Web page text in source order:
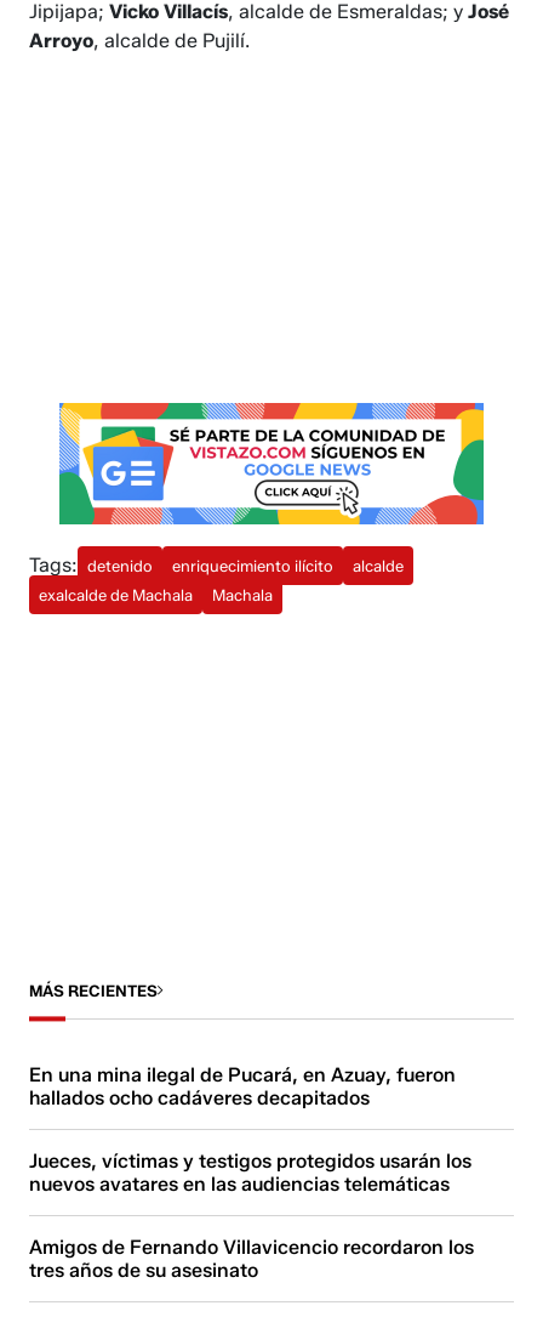
Jipijapa;Vicko Villacís, alcalde de Esmeraldas; yJosé
Arroyo, alcalde de Pujilí.
Tags: detenido enriquecimiento ilícito
alcalde
exalcalde de Machala
Machala
MÁS RECIENTES
En una mina ilegal de Pucará, en Azuay, fueron
hallados ocho cadáveres decapitados
Jueces, víctimas y testigos protegidos usarán los
nuevos avatares en las audiencias telemáticas
Amigos de Fernando Villavicencio recordaron los
tres años de su asesinato